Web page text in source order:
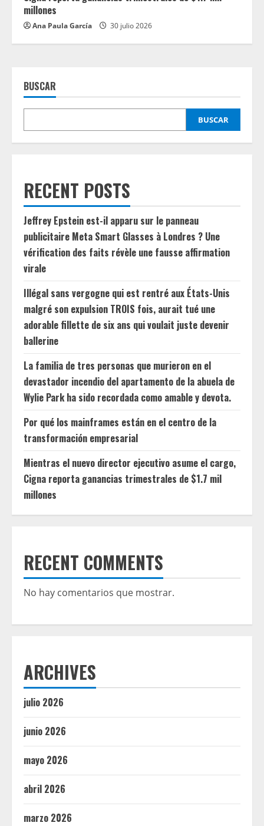
millones
Ana Paula García 30 julio 2026
BUSCAR
BUSCAR
RECENT POSTS
Jeffrey Epstein est-il apparu sur le panneau
publicitaire Meta Smart Glasses à Londres ? Une
vérification des faits révèle une fausse affirmation
virale
Illégal sans vergogne qui est rentré aux États-Unis
malgré son expulsion TROIS fois, aurait tué une
adorable fillette de six ans qui voulait juste devenir
ballerine
La familia de tres personas que murieron en el
devastador incendio del apartamento de la abuela de
Wylie Park ha sido recordada como amable y devota.
Por qué los mainframes están en el centro de la
transformación empresarial
Mientras el nuevo director ejecutivo asume el cargo,
Cigna reporta ganancias trimestrales de $1.7 mil
millones
RECENT COMMENTS
No hay comentarios que mostrar.
ARCHIVES
julio 2026
junio 2026
mayo 2026
abril 2026
marzo 2026